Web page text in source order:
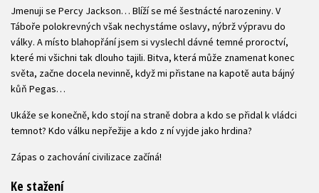
Jmenuji se Percy Jackson… Blíží se mé šestnácté narozeniny. V
Táboře polokrevných však nechystáme oslavy, nýbrž výpravu do
války. A místo blahopřání jsem si vyslechl dávné temné proroctví,
které mi všichni tak dlouho tajili. Bitva, která může znamenat konec
světa, začne docela nevinně, když mi přistane na kapotě auta bájný
kůň Pegas…
Ukáže se konečně, kdo stojí na straně dobra a kdo se přidal k vládci
temnot? Kdo válku nepřežije a kdo z ní vyjde jako hrdina?
Zápas o zachování civilizace začíná!
Ke stažení